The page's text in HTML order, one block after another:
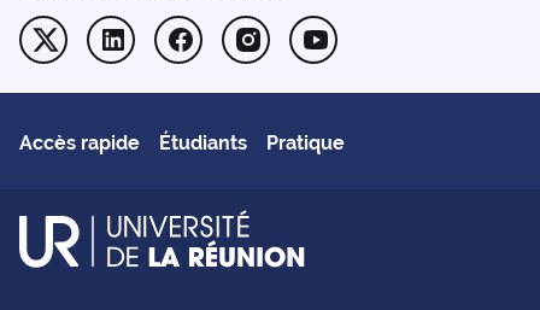
Twitter Linkedin FacebookInstagram
Accès rapide Étudiants Pratique